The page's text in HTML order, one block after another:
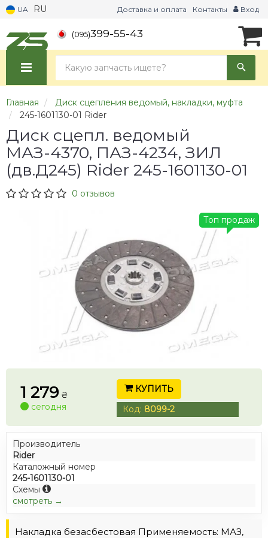
UA RU Доставка и оплата Контакты Вход
(095)399-55-43
Главная
Диск сцепления ведомый, накладки, муфта
245-1601130-01 Rider
Диск сцепл. ведомый
МАЗ-4370, ПАЗ-4234, ЗИЛ
(дв.Д245) Rider 245-1601130-01
0 отзывов
Топ продаж
1 279 ₴
сегодня
КУПИТЬ
Код: 8099-2
Производитель
Rider
Каталожный номер
245-1601130-01
Схемы
смотреть →
Накладка безасбестовая Применяемость: МАЗ,